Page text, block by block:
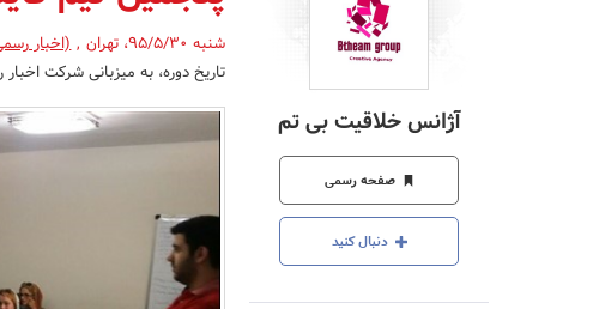
تایید
شده
شرکت‌ها،
سازمان‌ها
و
روابط
عمومی‌ها
آژانس خلاقیت بی تم
صفحه رسمی
دنبال کنید
شنبه 95/5/30 ،تهران ,(اخبار
تاریخ دوره، به میزبانی شرکت